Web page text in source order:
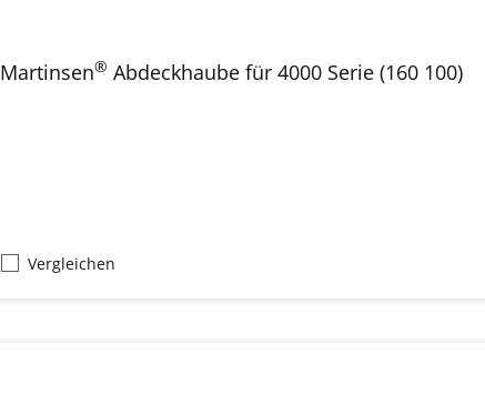
Martinsen® Abdeckhaube für 4000 Serie (160 100)
Vergleichen